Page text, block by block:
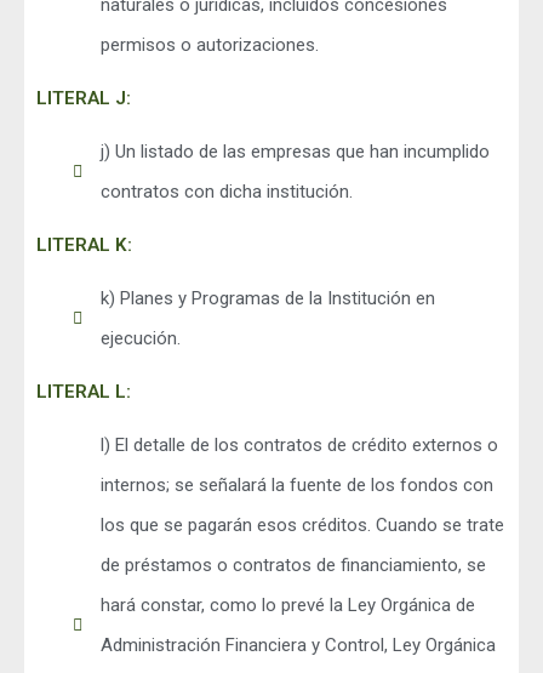
naturales o jurídicas, incluidos concesiones
permisos o autorizaciones.
LITERAL J:
j) Un listado de las empresas que han incumplido
contratos con dicha institución.
LITERAL K:
k) Planes y Programas de la Institución en
ejecución.
LITERAL L:
l) El detalle de los contratos de crédito externos o
internos; se señalará la fuente de los fondos con
los que se pagarán esos créditos. Cuando se trate
de préstamos o contratos de financiamiento, se
hará constar, como lo prevé la Ley Orgánica de
Administración Financiera y Control, Ley Orgánica